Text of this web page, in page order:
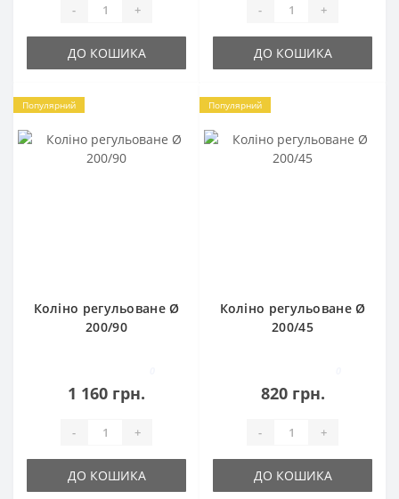
- +
ДО КОШИКА
- +
ДО КОШИКА
Популярний
Коліно регульоване Ø
200/90
1 160 грн.
- +
ДО КОШИКА
Популярний
Коліно регульоване Ø
200/45
820 грн.
- +
ДО КОШИКА